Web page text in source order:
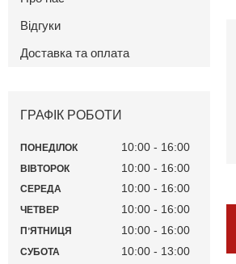
Відгуки
Доставка та оплата
ГРАФІК РОБОТИ
ПОНЕДІЛОК 10:00 16:00
ВІВТОРОК 10:00 16:00
СЕРЕДА 10:00 16:00
ЧЕТВЕР 10:00 16:00
ПʼЯТНИЦЯ 10:00 16:00
СУБОТА 10:00 13:00